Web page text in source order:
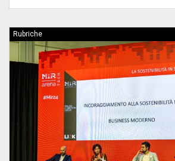
Rubriche